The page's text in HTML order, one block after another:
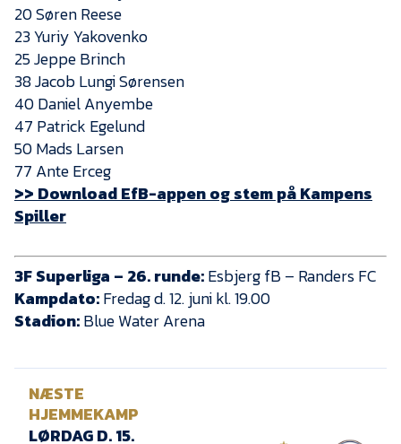
20 Søren Reese
23 Yuriy Yakovenko
25 Jeppe Brinch
38 Jacob Lungi Sørensen
40 Daniel Anyembe
47 Patrick Egelund
50 Mads Larsen
77 Ante Erceg
>> Download EfB-appen og stem på Kampens
Spiller
3F Superliga – 26. runde:Esbjerg fB – Randers FC
Kampdato:Fredag d. 12. juni kl. 19.00
Stadion:Blue Water Arena
NÆSTE
HJEMMEKAMP
LØRDAG D. 15.